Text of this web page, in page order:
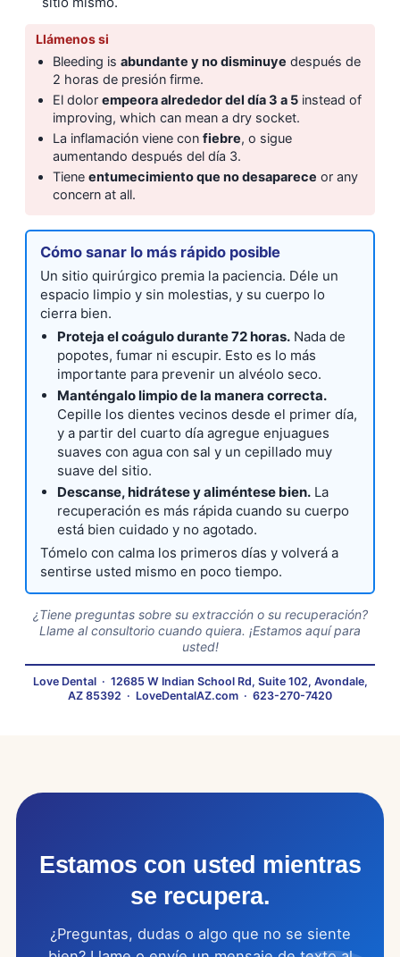
Llámenos si
Bleeding is abundante y no disminuye después de
2 horas de presión firme.
El dolor empeora alrededor del día 3 a 5 instead of
improving, which can mean a dry socket.
La inflamación viene con fiebre, o sigue
aumentando después del día 3.
Tiene entumecimiento que no desaparece or any
concern at all.
Cómo sanar lo más rápido posible
Un sitio quirúrgico premia la paciencia. Déle un
espacio limpio y sin molestias, y su cuerpo lo
cierra bien.
Proteja el coágulo durante 72 horas. Nada de
popotes, fumar ni escupir. Esto es lo más
importante para prevenir un alvéolo seco.
Manténgalo limpio de la manera correcta.
Cepille los dientes vecinos desde el primer día,
y a partir del cuarto día agregue enjuagues
suaves con agua con sal y un cepillado muy
suave del sitio.
Descanse, hidrátese y aliméntese bien. La
recuperación es más rápida cuando su cuerpo
está bien cuidado y no agotado.
Tómelo con calma los primeros días y volverá a
sentirse usted mismo en poco tiempo.
¿Tiene preguntas sobre su extracción o su recuperación?
Llame al consultorio cuando quiera. ¡Estamos aquí para
usted!
Love Dental· 12685 W Indian School Rd, Suite 102, Avondale,
AZ 85392 · LoveDentalAZ.com · 623-270-7420
Estamos con usted mientras
se recupera.
¿Preguntas, dudas o algo que no se siente